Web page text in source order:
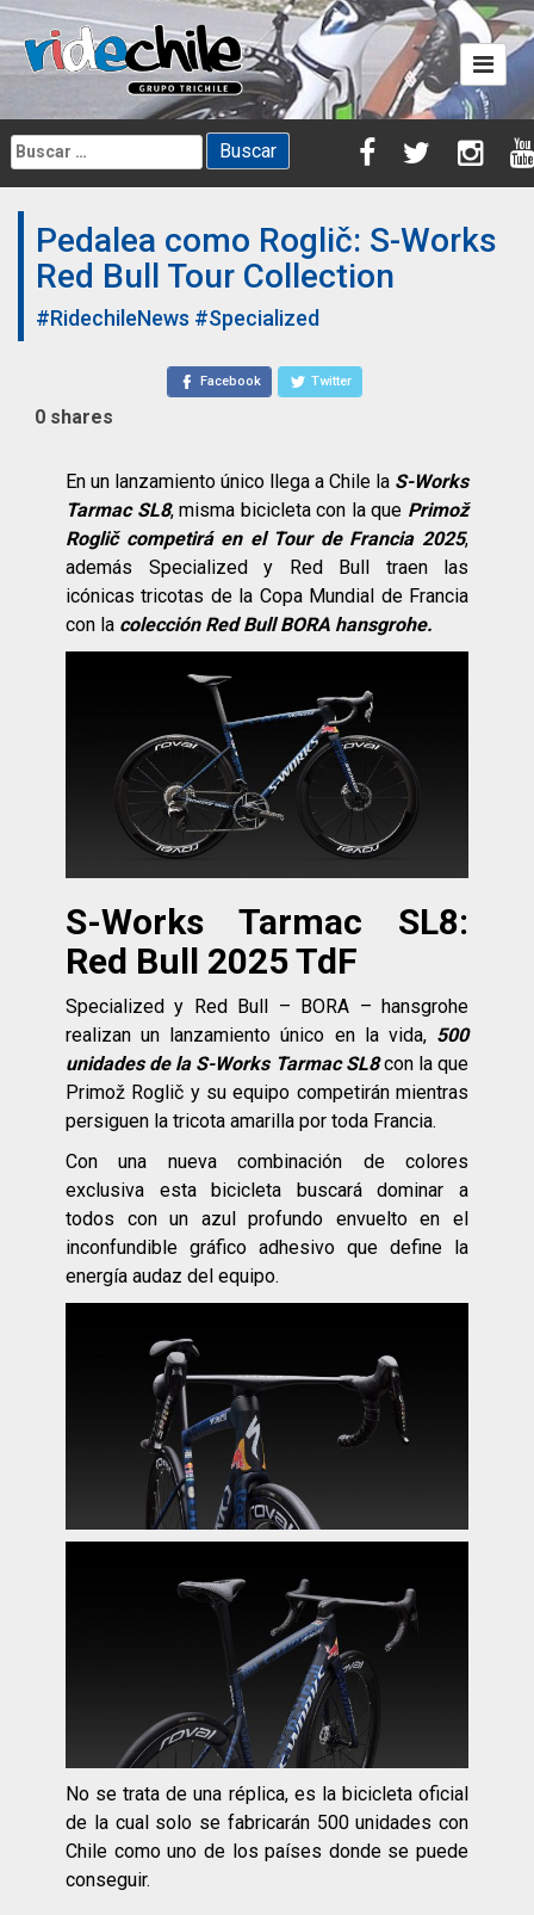
Skip
to
content
Buscar:
Pedalea como Roglič: S-Works
Red Bull Tour Collection
#RidechileNews #Specialized
Facebook Twitter
0 shares
En un lanzamiento único llega a Chile la S-Works
Tarmac SL8, misma bicicleta con la que Primož
Roglič competirá en el Tour de Francia 2025,
además Specialized y Red Bull traen las
icónicas tricotas de la Copa Mundial de Francia
con la colección Red Bull BORA hansgrohe.
S-Works Tarmac SL8:
Red Bull 2025 TdF
Specialized y Red Bull – BORA – hansgrohe
realizan un lanzamiento único en la vida, 500
unidades de la S-Works Tarmac SL8con la que
Primož Roglič y su equipo competirán mientras
persiguen la tricota amarilla por toda Francia.
Con una nueva combinación de colores
exclusiva esta bicicleta buscará dominar a
todos con un azul profundo envuelto en el
inconfundible gráfico adhesivo que define la
energía audaz del equipo.
No se trata de una réplica, es la bicicleta oficial
de la cual solo se fabricarán 500 unidades con
Chile como uno de los países donde se puede
conseguir.